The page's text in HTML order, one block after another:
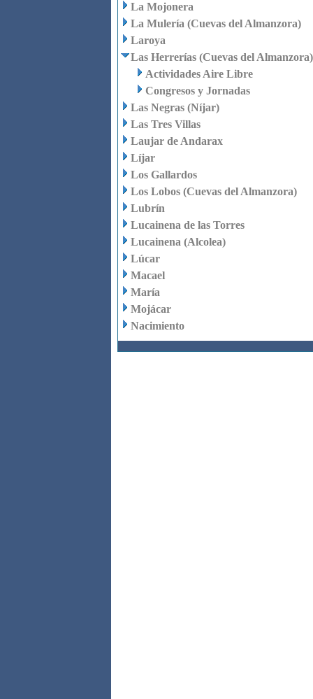
La Mojonera
La Mulería (Cuevas del Almanzora)
Laroya
Las Herrerías (Cuevas del Almanzora)
Actividades Aire Libre
Congresos y Jornadas
Las Negras (Níjar)
Las Tres Villas
Laujar de Andarax
Líjar
Los Gallardos
Los Lobos (Cuevas del Almanzora)
Lubrín
Lucainena de las Torres
Lucainena (Alcolea)
Lúcar
Macael
María
Mojácar
Nacimiento